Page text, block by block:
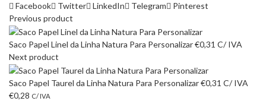
Facebook
Twitter LinkedIn Telegram
Pinterest
Previous product
Saco Papel Linel da Linha Natura Para Personalizar€0,31 C/ IVA
Next product
Saco Papel Taurel da Linha Natura Para Personalizar€0,31 C/ IVA
€0,28 C/ IVA